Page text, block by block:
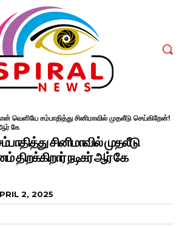
வெளியே சம்பாதித்து சினிமாவில் முதலீடு செய்கிறேன்!
கே
சினிமாவில் முதலீடு
திறக்கிறார் நடிகர் ஆர் கே
2, 2025